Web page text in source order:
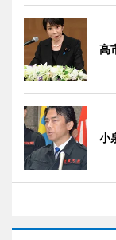
高
小